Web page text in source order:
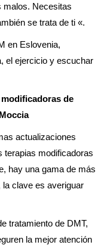
malos. Necesitas
se trata de ti «.
en Eslovenia,
el ejercicio y escuchar
de
actualizaciones
terapias modificadoras
hay una gama de más
clave es averiguar
tratamiento de DMT,
la mejor atención